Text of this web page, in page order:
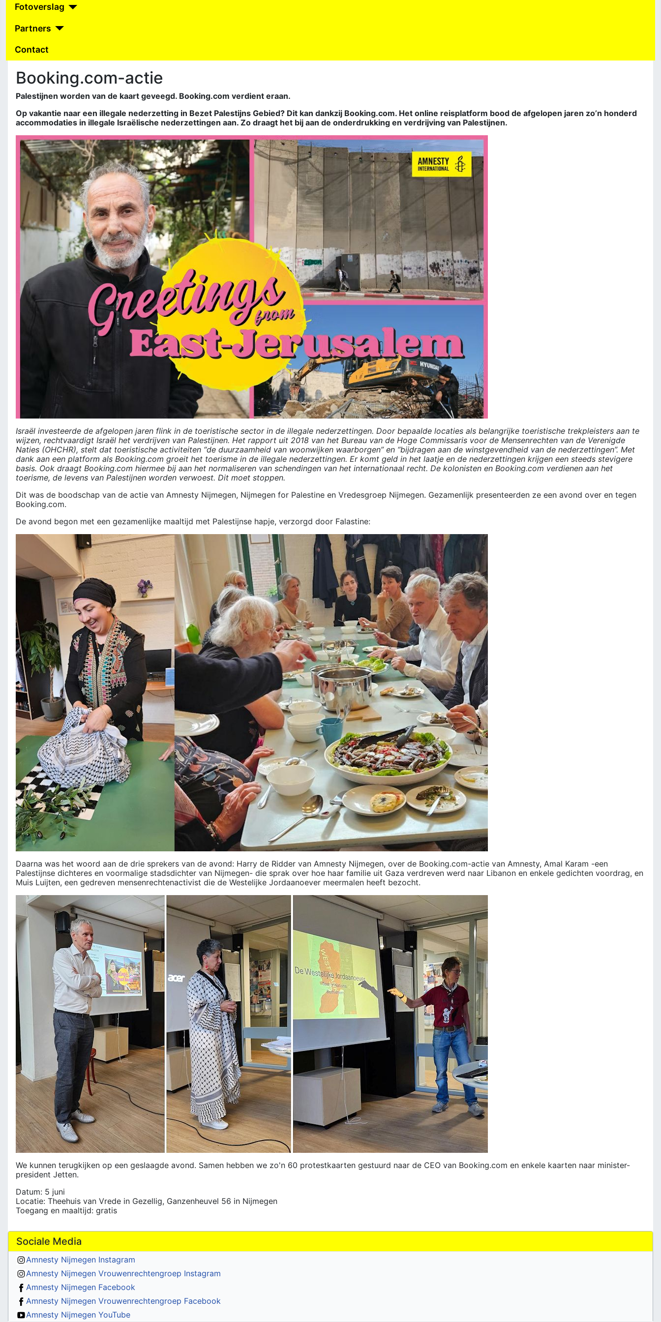
Fotoverslag
Partners
Contact
Booking.com-actie
Palestijnen worden van de kaart geveegd. Booking.com verdient eraan.
Op vakantie naar een illegale nederzetting in Bezet Palestijns Gebied? Dit kan dankzij Booking.com. Het online reisplatform bood de afgelopen jaren zo’n honderd
accommodaties in illegale Israëlische nederzettingen aan. Zo draagt het bij aan de onderdrukking en verdrijving van Palestijnen.
Israël investeerde de afgelopen jaren flink in de toeristische sector in de illegale nederzettingen. Door bepaalde locaties als belangrijke toeristische trekpleisters aan te
wijzen, rechtvaardigt Israël het verdrijven van Palestijnen. Het rapport uit 2018 van het Bureau van de Hoge Commissaris voor de Mensenrechten van de Verenigde
Naties (OHCHR), stelt dat toeristische activiteiten “de duurzaamheid van woonwijken waarborgen” en “bijdragen aan de winstgevendheid van de nederzettingen”. Met
dank aan een platform als Booking.com groeit het toerisme in de illegale nederzettingen. Er komt geld in het laatje en de nederzettingen krijgen een steeds stevigere
basis. Ook draagt Booking.com hiermee bij aan het normaliseren van schendingen van het internationaal recht. De kolonisten en Booking.com verdienen aan het
toerisme, de levens van Palestijnen worden verwoest. Dit moet stoppen.
Dit was de boodschap van de actie van Amnesty Nijmegen, Nijmegen for Palestine en Vredesgroep Nijmegen. Gezamenlijk presenteerden ze een avond over en tegen
Booking.com.
De avond begon met een gezamenlijke maaltijd met Palestijnse hapje, verzorgd door Falastine:
Daarna was het woord aan de drie sprekers van de avond: Harry de Ridder van Amnesty Nijmegen, over de Booking.com-actie van Amnesty, Amal Karam -een
Palestijnse dichteres en voormalige stadsdichter van Nijmegen- die sprak over hoe haar familie uit Gaza verdreven werd naar Libanon en enkele gedichten voordrag, en
Muis Luijten, een gedreven mensenrechtenactivist die de Westelijke Jordaanoever meermalen heeft bezocht.
We kunnen terugkijken op een geslaagde avond. Samen hebben we zo'n 60 protestkaarten gestuurd naar de CEO van Booking.com en enkele kaarten naar minister-
president Jetten.
Datum: 5 juni
Locatie: Theehuis van Vrede in Gezellig, Ganzenheuvel 56 in Nijmegen
Toegang en maaltijd: gratis
Sociale Media
Amnesty Nijmegen Instagram
Amnesty Nijmegen Vrouwenrechtengroep Instagram
Amnesty Nijmegen Facebook
Amnesty Nijmegen Vrouwenrechtengroep Facebook
Amnesty Nijmegen YouTube